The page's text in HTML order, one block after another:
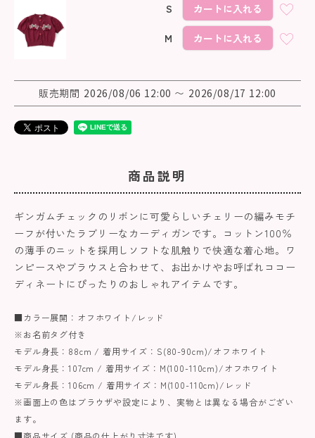
S カートに入れる
M カートに入れる
販売期間 2026/08/06 12:00 〜 2026/08/17 12:00
商品説明
ギンガムチェックのリボンに可愛らしいチェリーの編みモチ
ーフが付いたラブリーなカーディガンです。コットン100％
の薄手のニットを採用しソフトな肌触りで快適な着心地。ワ
ンピースやブラウスと合わせて、お出かけやお呼ばれココー
ディネートにぴったりのおしゃれアイテムです。
■カラー展開：オフホワイト/レッド
※お名前タグ付き
モデル身長：88cm / 着用サイズ：S(80-90cm)/オフホワイト
モデル身長：107cm / 着用サイズ：M(100-110cm)/オフホワイト
モデル身長：106cm / 着用サイズ：M(100-110cm)/レッド
※画面上の色はブラウザや設定により、実物とは異なる場合がござい
ます。
■商品サイズ (商品の仕上がり寸法です)